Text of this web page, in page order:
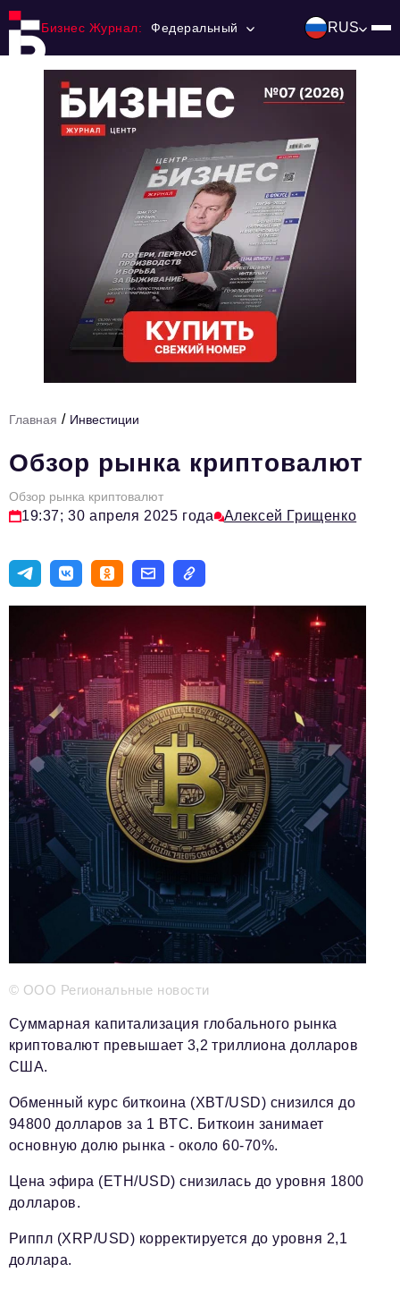
Бизнес Журнал: Федеральный RUS
Ниши и рынки
Технологии и тренды
HR
Персона номера
Стиль жизни
Импортозамещение
Эксперты
Авторские материалы
Видео
Телефон редакции:+7 495 727-01-67
Электронные почты редакции:
Информационный отдел
info@business-magazine.online
Отдел рекламы
reklama@business-magazine.online
Отдел распространения/редакционная подписка
partner@business-magazine.online
Главная / Инвестиции
Обзор рынка криптовалют
Обзор рынка криптовалют
19:37; 30 апреля 2025 года Алексей Грищенко
© ООО Региональные новости
Суммарная капитализация глобального рынка
криптовалют превышает 3,2 триллиона долларов
США.
Обменный курс биткоина (XBT/USD) снизился до
94800 долларов за 1 BTC. Биткоин занимает
основную долю рынка - около 60-70%.
Цена эфира (ETH/USD) снизилась до уровня 1800
долларов.
Риппл (XRP/USD) корректируется до уровня 2,1
доллара.